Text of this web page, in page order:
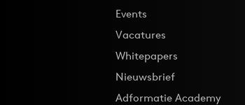
Events
Vacatures
Whitepapers
Nieuwsbrief
Adformatie Academy